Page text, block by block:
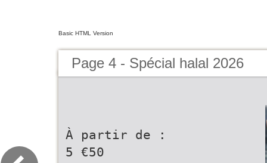
Basic HTML Version
Page 4 - Spécial halal 2026
À partir de :
5 €50